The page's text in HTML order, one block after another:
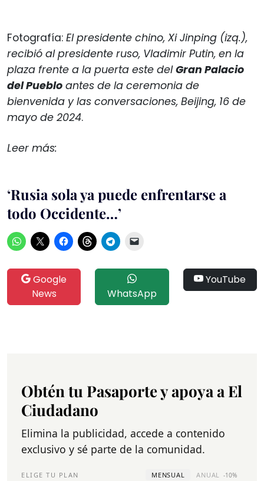
Fotografía: El presidente chino, Xi Jinping (izq.),
recibió al presidente ruso, Vladimir Putin, en la
plaza frente a la puerta este delGran Palacio
del Pueblo antes de la ceremonia de
bienvenida y las conversaciones, Beijing, 16 de
mayo de 2024.
Leer más:
‘Rusia sola ya puede enfrentarse a
todo Occidente…’
Google
News
WhatsApp
YouTube
Obtén tu Pasaporte y apoya a El
Ciudadano
Elimina la publicidad, accede a contenido
exclusivo y sé parte de la comunidad.
ELIGE TU PLAN MENSUAL ANUAL -10%